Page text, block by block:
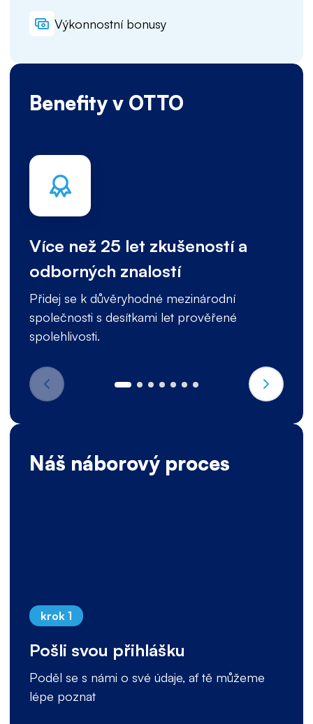
Výkonnostní bonusy
Benefity v OTTO
Více než 25 let zkušeností a
odborných znalostí
Přidej se k důvěryhodné mezinárodní
společnosti s desítkami let prověřené
spolehlivosti.
Náš náborový proces
krok 1
Pošli svou přihlášku
Poděl se s námi o své údaje, ať tě můžeme
lépe poznat